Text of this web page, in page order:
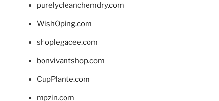
purelycleanchemdry.com
WishOping.com
shoplegacee.com
bonvivantshop.com
CupPlante.com
mpzin.com